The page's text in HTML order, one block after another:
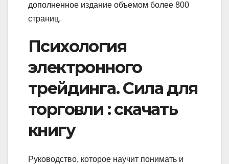
дополненное издание объемом более 800
страниц.
Психология
электронного
трейдинга. Сила для
торговли : скачать
книгу
Руководство, которое научит понимать и